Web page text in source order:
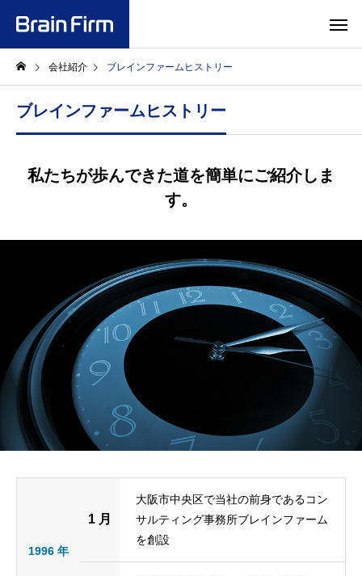
会社紹介 ブレインファームヒストリー
ブレインファームヒストリー
私たちが歩んできた道を簡単にご紹介しま
す。
1996 年
1 月
大阪市中央区で当社の前身であるコン
サルティング事務所ブレインファーム
を創設